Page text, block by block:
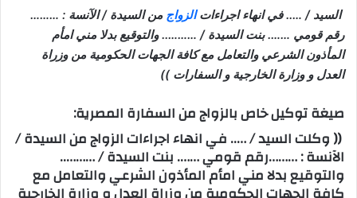
السيد / ….. في انهاء اجراءاتالزواج من السيدة / الآنسة : ………
رقم قومي ……. بنت السيدة / ……….. والتوقيع بدلا مني امأم
المأذون الشرعي والتعامل مع كافة الجهات الحكومية من وزراة
العدل و وزارة الخارجية و السفارات ))
صيغة توكيل خاص بالزواج من السفارة المصرية:
(( وكلت السيد / ….. في انهاء اجراءات الزواج من السيدة /
الآنسة : ………رقم قومي ……. بنت السيدة / ………..
والتوقيع بدلا مني امأم المأذون الشرعي والتعامل مع